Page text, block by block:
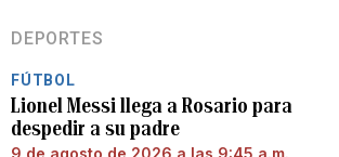
DEPORTES
FÚTBOL
Lionel Messi llega a Rosario para
despedir a su padre